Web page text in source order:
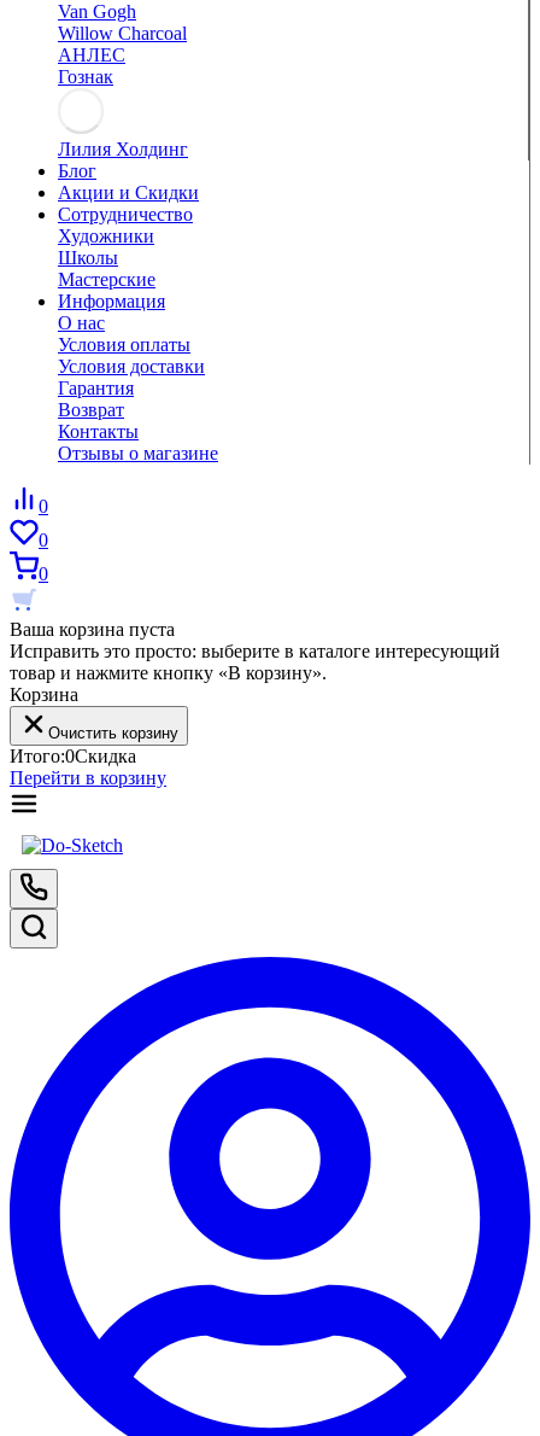
Van Gogh
Willow Charcoal
АНЛЕС
Гознак
Лилия Холдинг
Блог
Акции и Скидки
Сотрудничество
Художники
Школы
Мастерские
Информация
О нас
Условия оплаты
Условия доставки
Гарантия
Возврат
Контакты
Отзывы о магазине
0
0
0
Ваша корзина пуста
Исправить это просто: выберите в каталоге интересующий
товар и нажмите кнопку «В корзину».
Корзина
Очистить корзину
Итого:0Скидка
Перейти в корзину